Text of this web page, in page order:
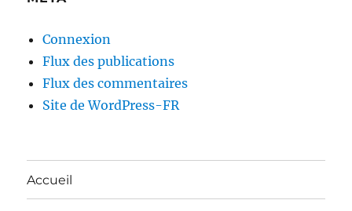
Connexion
Flux des publications
Flux des commentaires
Site de WordPress-FR
Accueil